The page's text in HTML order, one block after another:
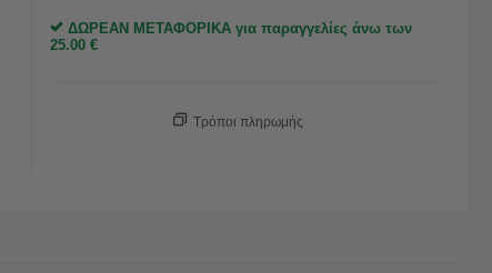
ΔΩΡΕΑΝ ΜΕΤΑΦΟΡΙΚΑ για παραγγελίες άνω των
25.00 €
Τρόποι πληρωμής